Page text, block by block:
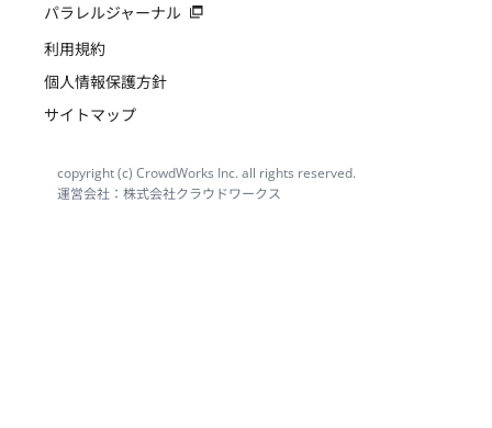
パラレルジャーナル
利用規約
個人情報保護方針
サイトマップ
copyright (c) CrowdWorks Inc. all rights reserved.
運営会社：株式会社クラウドワークス